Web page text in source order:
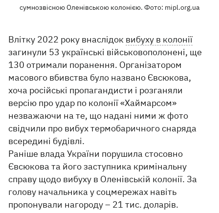
сумнозвісною Оленівською колонією. Фото: mipl.org.ua
Влітку 2022 року внаслідок вибуху в колонії
загинули 53 українські військовополонені, ще
130 отримали поранення. Організатором
масового вбивства було названо Євсюкова,
хоча російські пропагандисти і розганяли
версію про удар по колонії «Хаймарсом»
незважаючи на те, що надані ними ж фото
свідчили про вибух термобаричного снаряда
всередині будівлі.
Раніше влада України порушила стосовно
Євсюкова та його заступника кримінальну
справу щодо вибуху в Оленівській колонії. За
голову начальника у соцмережах навіть
пропонували нагороду – 21 тис. доларів.